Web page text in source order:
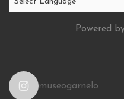
Powered
museogarnelo